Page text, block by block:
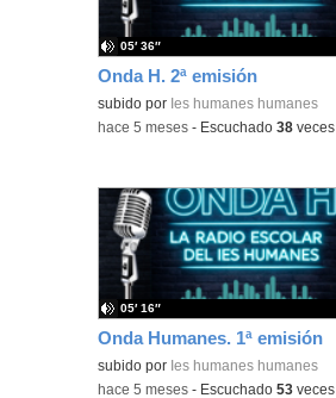
Onda H. 2ª emisión
subido por Ies humanes humanes
05′ 36″
-hace 5 meses - Escuchado38 veces
Onda Humanes. 1ª emisión
subido por Ies humanes humanes
05′ 16″
-hace 5 meses - Escuchado53 veces